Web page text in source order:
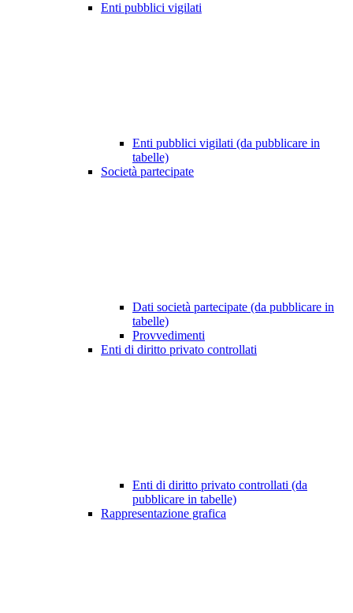
Enti pubblici vigilati
Enti pubblici vigilati (da pubblicare in
tabelle)
Società partecipate
Dati società partecipate (da pubblicare in
tabelle)
Provvedimenti
Enti di diritto privato controllati
Enti di diritto privato controllati (da
pubblicare in tabelle)
Rappresentazione grafica